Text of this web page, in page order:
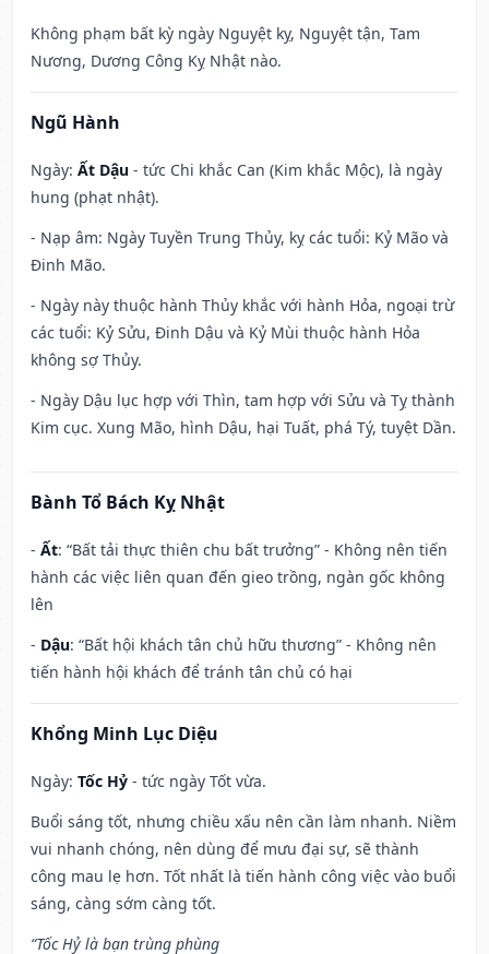
Không phạm bất kỳ ngày Nguyệt kỵ, Nguyệt tận, Tam
Nương, Dương Công Kỵ Nhật nào.
Ngũ Hành
Ngày: Ất Dậu - tức Chi khắc Can (Kim khắc Mộc), là ngày
hung (phạt nhật).
- Nạp âm: Ngày Tuyền Trung Thủy, kỵ các tuổi: Kỷ Mão và
Đinh Mão.
- Ngày này thuộc hành Thủy khắc với hành Hỏa, ngoại trừ
các tuổi: Kỷ Sửu, Đinh Dậu và Kỷ Mùi thuộc hành Hỏa
không sợ Thủy.
- Ngày Dậu lục hợp với Thìn, tam hợp với Sửu và Tỵ thành
Kim cục. Xung Mão, hình Dậu, hại Tuất, phá Tý, tuyệt Dần.
Bành Tổ Bách Kỵ Nhật
- Ất: “Bất tải thực thiên chu bất trưởng” - Không nên tiến
hành các việc liên quan đến gieo trồng, ngàn gốc không
lên
- Dậu: “Bất hội khách tân chủ hữu thương” - Không nên
tiến hành hội khách để tránh tân chủ có hại
Khổng Minh Lục Diệu
Ngày: Tốc Hỷ - tức ngày Tốt vừa.
Buổi sáng tốt, nhưng chiều xấu nên cần làm nhanh. Niềm
vui nhanh chóng, nên dùng để mưu đại sự, sẽ thành
công mau lẹ hơn. Tốt nhất là tiến hành công việc vào buổi
sáng, càng sớm càng tốt.
“Tốc Hỷ là bạn trùng phùng